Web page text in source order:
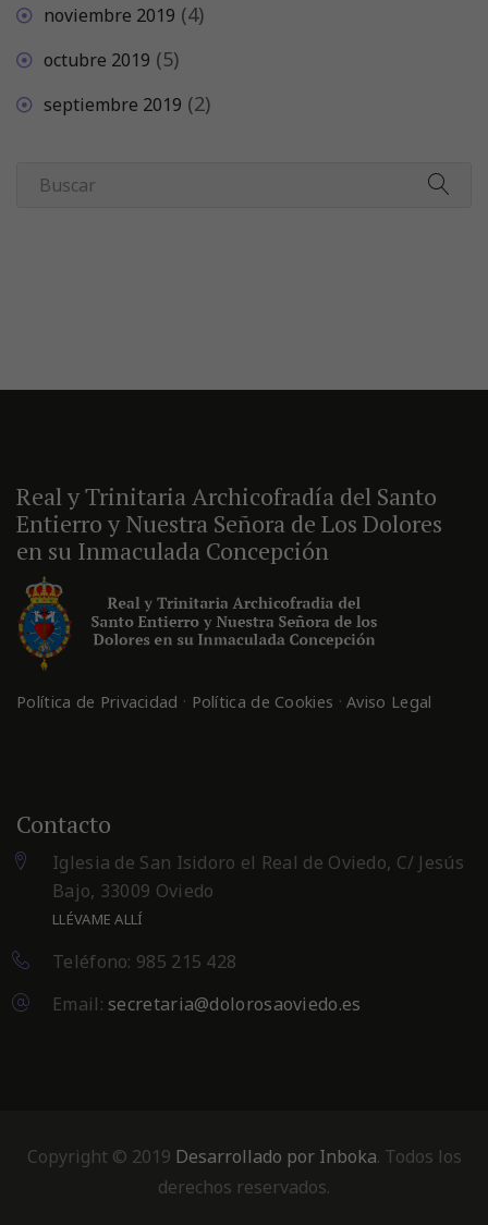
noviembre 2019 (4)
octubre 2019 (5)
septiembre 2019 (2)
Real y Trinitaria Archicofradía del Santo
Entierro y Nuestra Señora de Los Dolores
en su Inmaculada Concepción
Política de Privacidad · Política de Cookies ·Aviso Legal
Contacto
Iglesia de San Isidoro el Real de Oviedo, C/ Jesús
Bajo, 33009 Oviedo
LLÉVAME ALLÍ
Teléfono: 985 215 428
Email:secretaria@dolorosaoviedo.es
Copyright © 2019 Desarrollado por Inboka. Todos los
derechos reservados.